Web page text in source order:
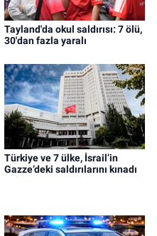
Tayland'da okul saldırısı: 7 ölü,
30'dan fazla yaralı
Türkiye ve 7 ülke, İsrail’in
Gazze’deki saldırılarını kınadı